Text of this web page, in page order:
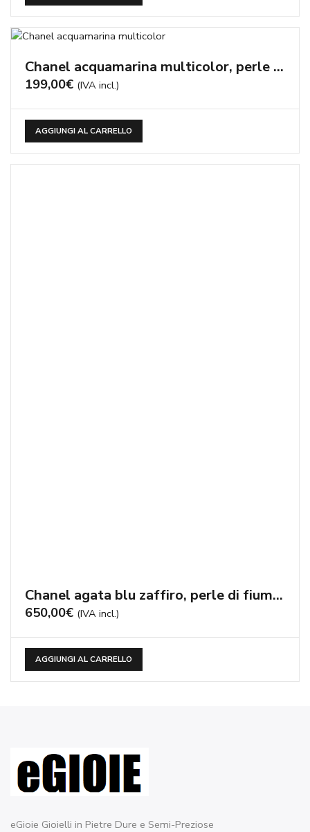
Chanel acquamarina multicolor, perle coltivate
199,00€ (IVA incl.)
AGGIUNGI AL CARRELLO
Chanel agata blu zaffiro, perle di fiume – cod:CN3062
650,00€ (IVA incl.)
AGGIUNGI AL CARRELLO
eGioie Gioielli in Pietre Dure e Semi-Preziose